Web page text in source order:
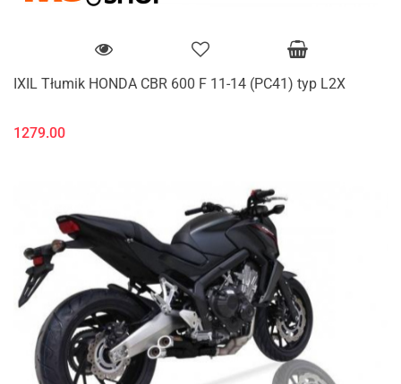
IXIL Tłumik HONDA CBR 600 F 11-14 (PC41) typ L2X
1279.00